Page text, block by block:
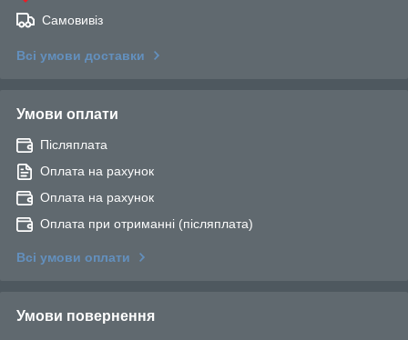
Самовивіз
Всі умови доставки
Умови оплати
Післяплата
Оплата на рахунок
Оплата на рахунок
Оплата при отриманні (післяплата)
Всі умови оплати
Умови повернення